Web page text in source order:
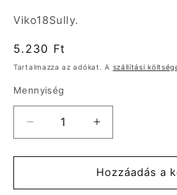
Termékváltozat:
Viko18Sully.
Normál
ár
5.230 Ft
Tartalmazza az adókat. A szállítási
Mennyiség
Lakáselosztó
IP20
áttetsző
Viko
Lakáselosztó
IP20
Fehér,
áttetsző
Hozzáadás a